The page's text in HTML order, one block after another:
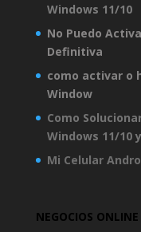
Windows 11/10
No Puedo
Definitiva
como activar o
Window
Como
Windows 11/10
Mi Celular
NEGOCIOS ONLINE